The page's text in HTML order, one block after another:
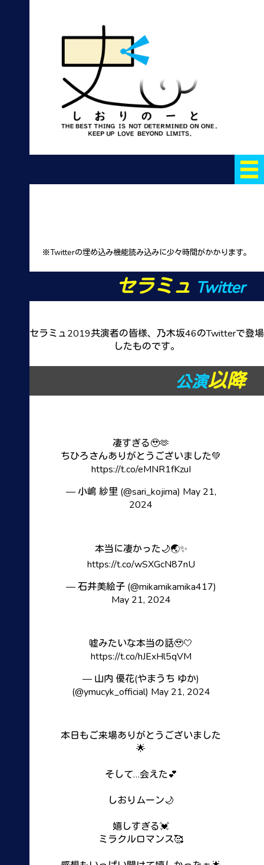
※Twitterの埋め込み機能読み込みに少々時間がかかります。
セラミュ Twitter
セラミュ2019共演者の皆様、乃木坂46のTwitterで登場
したものです。
公演以降
凄すぎる🥹🫶
ちひろさんありがとうございました💚
https://t.co/eMNR1fKzuI
— 小嶋 紗里 (@sari_kojima) May 21,
2024
本当に凄かった🌙🌏✨
https://t.co/wSXGcN87nU
— 石井美絵子 (@mikamikamika417)
May 21, 2024
嘘みたいな本当の話🥹🤍
https://t.co/hJExHl5qVM
— 山内 優花(やまうち ゆか)
(@ymucyk_official) May 21, 2024
本日もご来場ありがとうございました
🌟
そして…会えた💕
しおりムーン🌙
嬉しすぎる💓
ミラクルロマンス🥰